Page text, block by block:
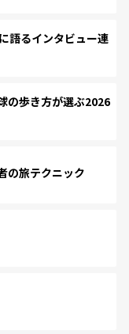
語るインタビュー連
の歩き方が選ぶ2026
の旅テクニック